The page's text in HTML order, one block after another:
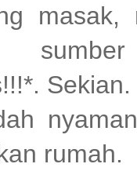
Sekian.
rumah.